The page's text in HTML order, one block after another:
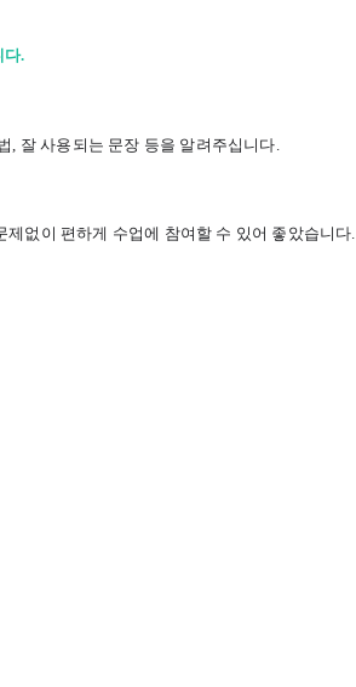
다.
잘 사용되는 문장 등을 알려주십니다.
없이 편하게 수업에 참여할 수 있어 좋았습니다.